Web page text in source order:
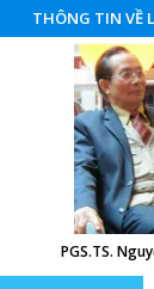
THÔNG TIN VỀ
PGS.TS.